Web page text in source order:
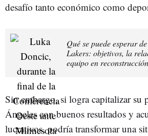
desafío tanto económico como
Qué se puede esperar
Lakers: objetivos, la
equipo en reconstrucción
Sin embargo, si logra capitalizar su
Ángeles con buenos resultados y
lucrativos, podría transformar una